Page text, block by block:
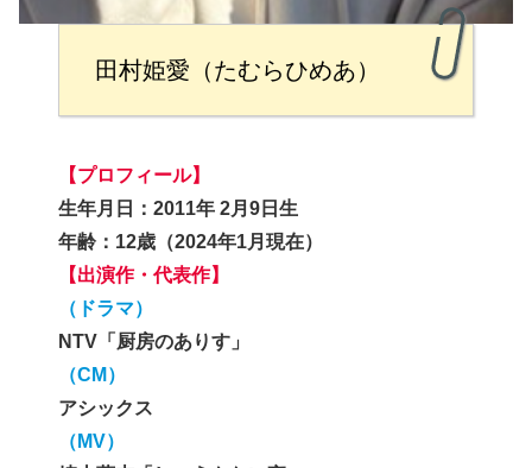
田村姫愛（たむらひめあ）
【プロフィール】
生年月日：2011年 2月9日生
年齢：12歳（2024年1月現在）
【出演作・代表作】
（ドラマ）
NTV「厨房のありす」
（CM）
アシックス
（MV）